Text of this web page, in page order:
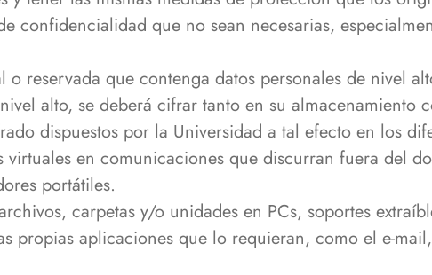
confidencialidad que no sean necesarias,
reservada que contenga datos personales de nivel
alto, se deberá cifrar tanto en su almacenamiento
dispuestos por la Universidad a tal efecto en los
virtuales en comunicaciones que discurran fuera del
portátiles.
carpetas y/o unidades en PCs, soportes
propias aplicaciones que lo requieran, como el e-